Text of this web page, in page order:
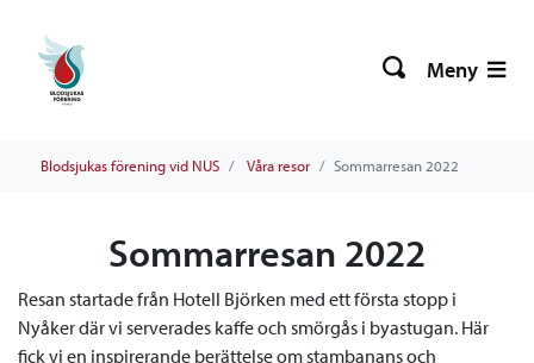
Meny
Blodsjukas förening vid NUS Våra resor Sommarresan 2022
Sommarresan 2022
Resan startade från Hotell Björken med ett första stopp i
Nyåker där vi serverades kaffe och smörgås i byastugan. Här
fick vi en inspirerande berättelse om stambanans och